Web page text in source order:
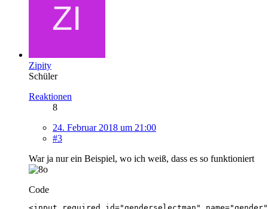
Zipity
Schüler
Reaktionen
8
24. Februar 2018 um 21:00
#3
War ja nur ein Beispiel, wo ich weiß, dass es so funktioniert
Code